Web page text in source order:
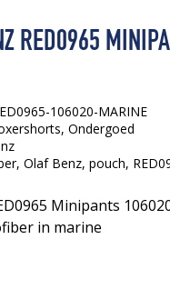
RED0965
106020-MARINE
,Ondergoed
, Olaf Benz, pouch,
Minipants
in marine